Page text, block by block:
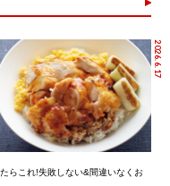
2026.6.17
らこれ!失敗しない&間違いなくお